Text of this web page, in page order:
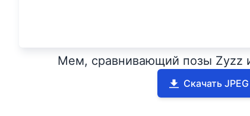
Мем, сравнивающий позы Zyzz
Скачать JPEG